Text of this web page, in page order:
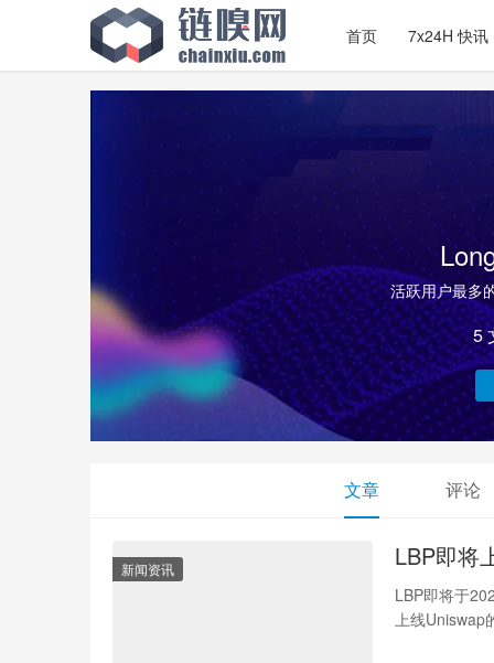
首页 7x24H 快讯
活跃用户最多
5
文章 评论
新闻资讯 LBP即将
LBP即将于
上线Uniswap